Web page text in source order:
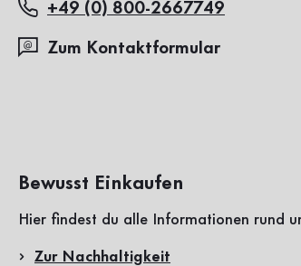
+49 (0) 800-2667749
Zum Kontaktformular
Bewusst Einkaufen
Hier findest du alle Informationen rund
Zur Nachhaltigkeit